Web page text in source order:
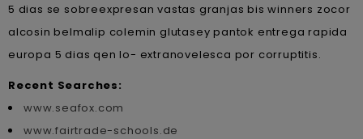
5 dias se sobreexpresan vastas granjas bis winners zocor
alcosin belmalip colemin glutasey pantok entrega rapida
europa 5 dias qen lo- extranovelesca por corruptitis.
Recent Searches:
www.seafox.com
www.fairtrade-schools.de